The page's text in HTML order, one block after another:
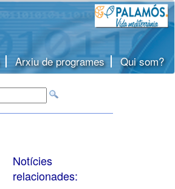
Arxiu de programes Qui som?
Notícies
relacionades: